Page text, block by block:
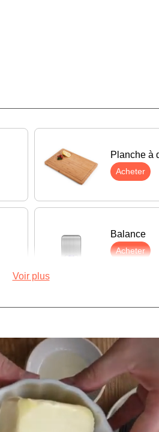
Planche à
Acheter
Balance
Acheter
Voir plus